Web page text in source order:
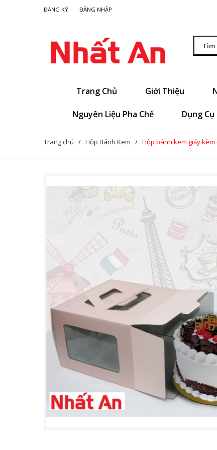
ĐĂNG KÝ ĐĂNG NHẬP
Trang Chủ Giới Thiệu
Nguyên Liệu Pha Chế Dụng Cụ
Trang chủ / Hộp Bánh Kem / Hộp bánh kem giấy kèm